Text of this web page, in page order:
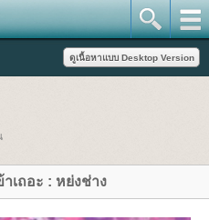
าเถอะ : หย่งช่าง